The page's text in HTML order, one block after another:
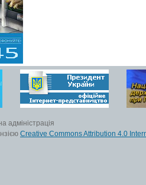
адміністрація
Creative Commons Attribution 4.0